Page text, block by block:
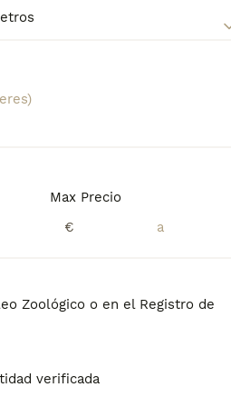
Max Precio
€
Zoológico o en el Registro de
verificada
Mediano Perros para
esta búsqueda guarda tu
el resultado perfecto:
un caniche
de esta raza puede
como el pedigrí, la
y la ubicación